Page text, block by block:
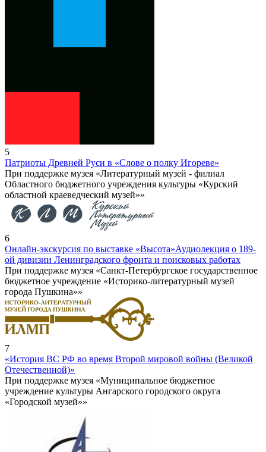
5
Патриоты Древней Руси в «Слове о полку Игореве»
При поддержке музея «Литературный музей - филиал
Областного бюджетного учреждения культуры «Курский
областной краеведческий музей»»
6
Онлайн-экскурсия по выставке «Высота»Аудиолекция о 189-
ой дивизии Ленинградского фронта и поисковых работах
При поддержке музея «Санкт-Петербургское государственное
бюджетное учреждение «Историко-литературный музей
города Пушкина»»
7
«История ВС РФ во время Второй мировой войны (Великой
Отечественной)»
При поддержке музея «Муниципальное бюджетное
учреждение культуры Ангарского городского округа
«Городской музей»»